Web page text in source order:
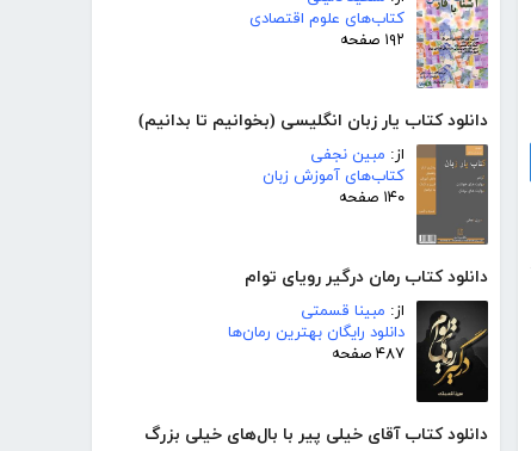
کتاب‌های علوم اقتصادی
۱۹۲ صفحه
دانلود کتاب یار زبان انگلیسی (بخوانیم تا بدانیم)
از: مبین نجفی
کتاب‌های آموزش زبان
۱۴۰ صفحه
دانلود کتاب رمان درگیر رویای توام
از: مبینا قسمتی
دانلود رایگان بهترین رمان‌ها
۴۸۷ صفحه
دانلود کتاب آقای خیلی پیر با بال‌‌های خیلی بزرگ